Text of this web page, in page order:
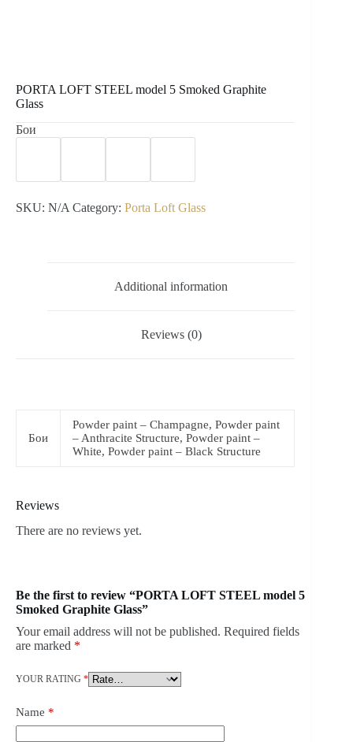
PORTA LOFT STEEL model 5 Smoked Graphite
Glass
Бои
SKU: N/A Category: Porta Loft Glass
Additional information
Reviews (0)
Бои
Powder paint – Champagne, Powder paint
– Anthracite Structure, Powder paint –
White, Powder paint – Black Structure
Reviews
There are no reviews yet.
Be the first to review “PORTA LOFT STEEL model 5
Smoked Graphite Glass”
Your email address will not be published. Required fields
are marked *
YOUR RATING *
Name *